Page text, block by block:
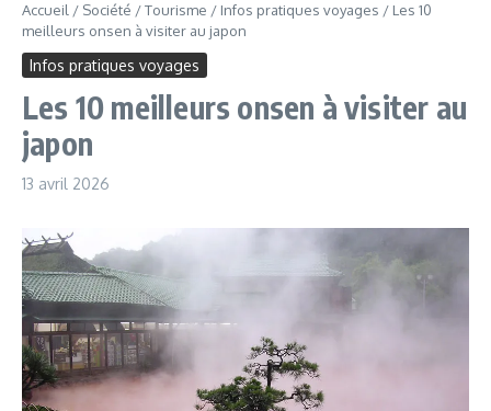
Accueil / Société /Tourisme / Infos pratiques voyages / Les 10
meilleurs onsen à visiter au japon
Infos pratiques voyages
Les 10 meilleurs onsen à visiter au
japon
13 avril 2026